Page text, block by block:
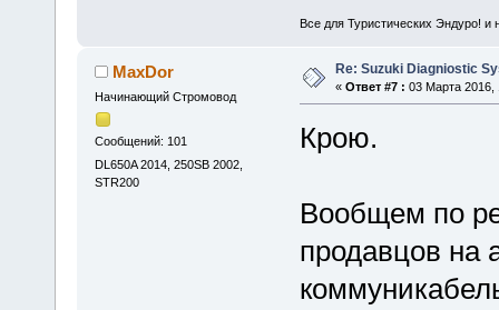
Все для Туристических Эндуро! и
MaxDor
Начинающий Стромовод
Сообщений: 101
DL650A 2014, 250SB 2002,
STR200
Re: Suzuki Diagniostic
« Ответ #7 : 03 Марта 2016,
Крою.
Вообщем по
продавцов на